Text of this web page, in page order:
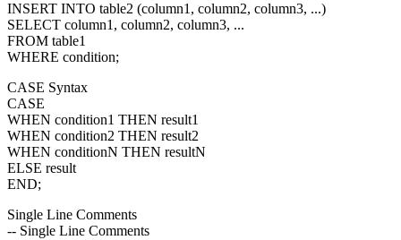
INSERT INTO table2 (column1, column2, column3, ...)
SELECT column1, column2, column3, ...
FROM table1
WHERE condition;
CASE Syntax
CASE
WHEN condition1 THEN result1
WHEN condition2 THEN result2
WHEN conditionN THEN resultN
ELSE result
END;
Single Line Comments
-- Single Line Comments